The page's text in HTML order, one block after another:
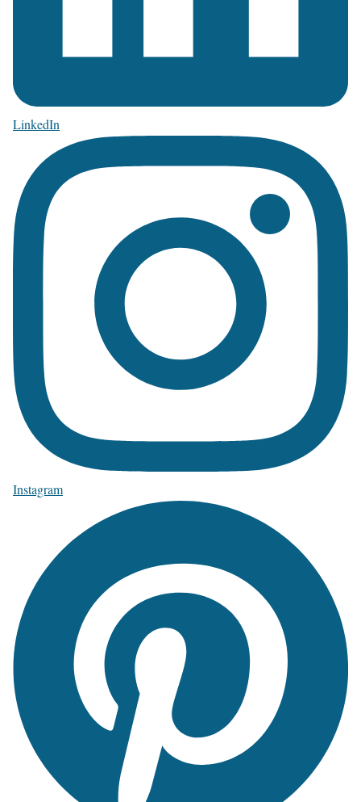
LinkedIn
Instagram